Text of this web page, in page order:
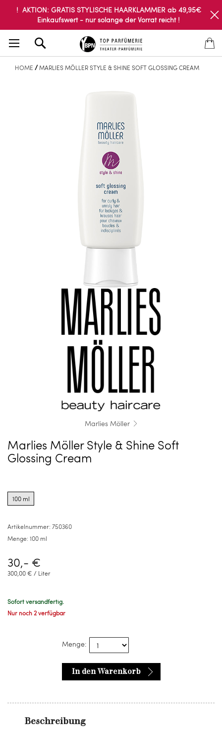
! AKTION: GRATIS STYLISCHE HAARKLAMMER ab 49,95€
Einkaufswert - nur solange der Vorrat reicht !
HOME MARLIES MÖLLER STYLE & SHINE SOFT GLOSSING CREAM
Marlies Möller
Marlies Möller Style & Shine Soft
Glossing Cream
options
for
100 ml
Artikelnummer: 750360
Menge: 100 ml
30,- €
300,00 € / Liter
Sofort versandfertig.
Nur noch 2 verfügbar
Menge:
In den Warenkorb
Beschreibung